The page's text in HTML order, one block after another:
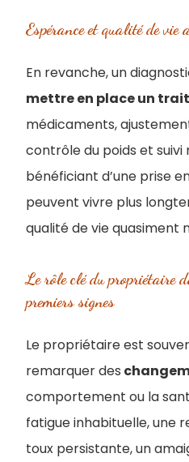
Espérance et qualité de vie
En revanche, un
mettre en place un
médicaments,
contrôle du poids et suivi
bénéficiant d’une prise
peuvent vivre plus
qualité de vie quasiment
Le rôle clé du propriétaire
premiers signes
Le propriétaire est
remarquer des
comportement ou la
fatigue inhabituelle, une
toux persistante, un